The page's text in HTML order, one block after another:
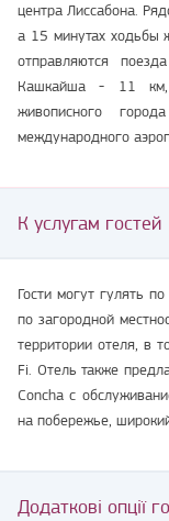
центра Лиссабона.
а 15 минутах ходьбы
отправляются
Кашкайша - 11 км,
живописного
международного
К услугам гостей
Гости могут гулять
по загородной
территории отеля, в
Fi. Отель также
Concha с
на побережье,
Додаткові опції